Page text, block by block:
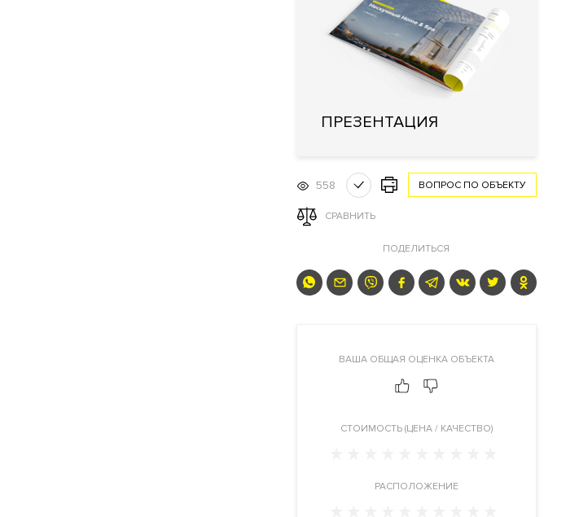
ПРЕЗЕНТАЦИЯ
558 ВОПРОС ПО ОБЪЕКТУ
СРАВНИТЬ
ПОДЕЛИТЬСЯ
ВАША ОБЩАЯ ОЦЕНКА ОБЪЕКТА
CТОИМОСТЬ (ЦЕНА / КАЧЕСТВО)
РАСПОЛОЖЕНИЕ